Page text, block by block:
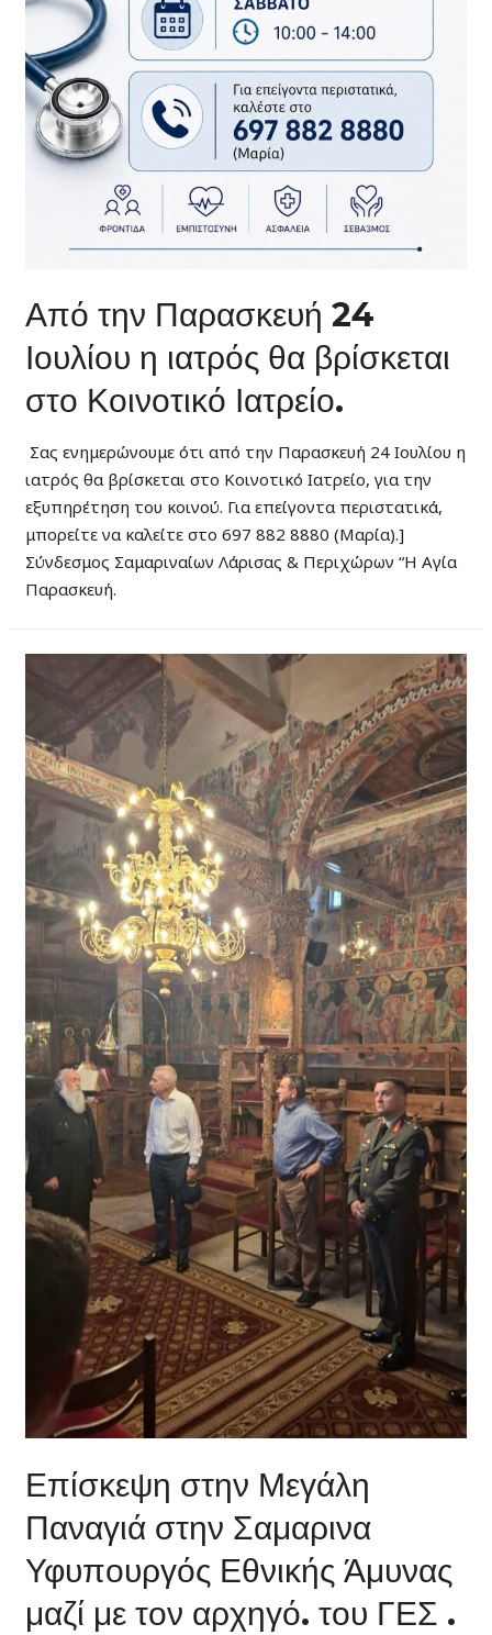
Από την Παρασκευή 24
Ιουλίου η ιατρός θα βρίσκεται
στο Κοινοτικό Ιατρείο.
Σας ενημερώνουμε ότι από την Παρασκευή 24 Ιουλίου η
ιατρός θα βρίσκεται στο Κοινοτικό Ιατρείο, για την
εξυπηρέτηση του κοινού. Για επείγοντα περιστατικά,
μπορείτε να καλείτε στο 697 882 8880 (Μαρία).]
Σύνδεσμος Σαμαριναίων Λάρισας & Περιχώρων “Η Αγία
Παρασκευή.
Επίσκεψη στην Μεγάλη
Παναγιά στην Σαμαρινα
Υφυπουργός Εθνικής Άμυνας
μαζί με τον αρχηγό. του ΓΕΣ .